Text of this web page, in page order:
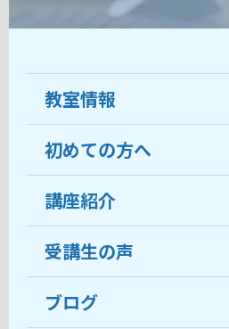
教室情報
教室について
受講生の声
おすすめ・人気の講座
目的から講座を探す
初めての方へ
ココがおすすめ
料金
受講までの流れ
講座紹介
受講生の声
ブログ